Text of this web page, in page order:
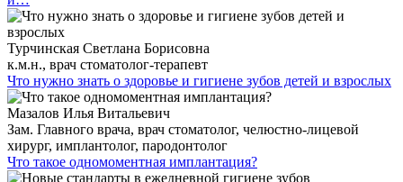
Турчинская Светлана Борисовна
к.м.н., врач стоматолог-терапевт
Что нужно знать о здоровье и гигиене зубов детей и взрослых
Мазалов Илья Витальевич
Зам. Главного врача, врач стоматолог, челюстно-лицевой
хирург, имплантолог, пародонтолог
Что такое одномоментная имплантация?